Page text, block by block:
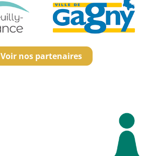
Voir nos partenaires